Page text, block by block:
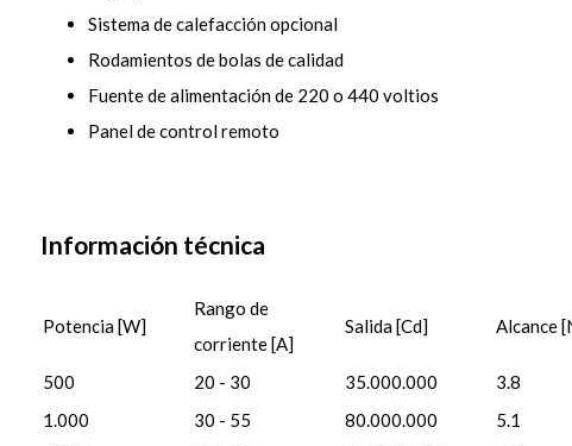
Sistema de calefacción opcional
Rodamientos de bolas de calidad
Fuente de alimentación de 220 o 440 voltios
Panel de control remoto
Información técnica
Potencia [W]
Rango de
corriente [A]
Salida [Cd] Alcance
500 20 - 30 35.000.000
3.8
1.000
30 - 55 80.000.000
5.1